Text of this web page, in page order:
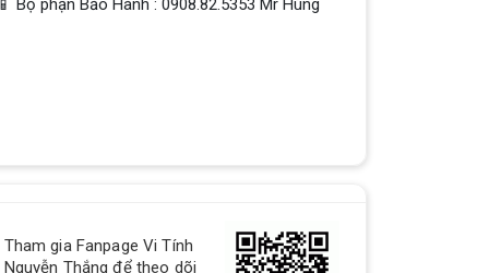
📱 Bộ phận Bảo Hành : 0908.82.5353 Mr Hùng
Tham gia Fanpage Vi Tính
Nguyễn Thắng để theo dõi